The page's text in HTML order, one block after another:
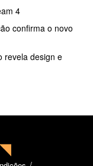
4
confirma o novo
revela design e